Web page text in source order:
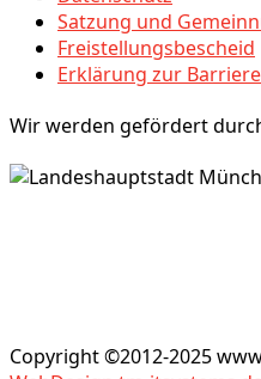
Satzung und
Freistellungsbescheid
Erklärung zur
Wir werden gefördert
Copyright ©2012-2025